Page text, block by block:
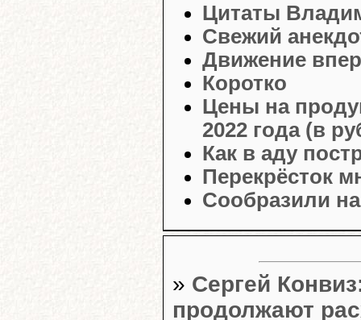
Цитаты
Свежий
Движение
Коротко
Цены на
2022 года (в
Как в аду
Перекрёсток
Сообразили
» Сергей
продолжают